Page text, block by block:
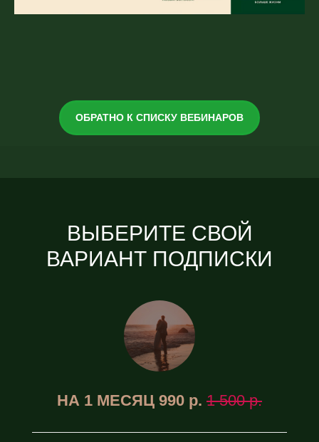
ОБРАТНО К СПИСКУ ВЕБИНАРОВ
ВЫБЕРИТЕ СВОЙ
ВАРИАНТ ПОДПИСКИ
НА 1 МЕСЯЦ 990 р. 1 500 р.